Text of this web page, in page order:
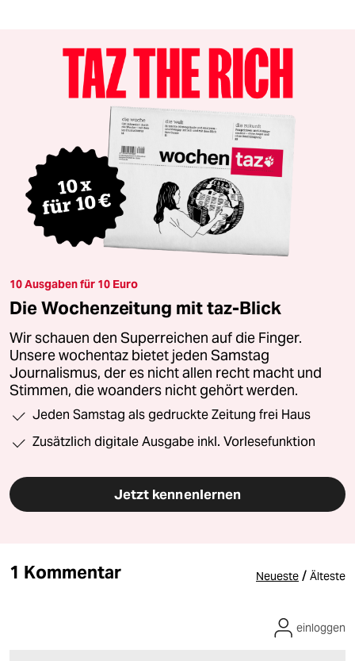
10 Ausgaben für 10 Euro
Die Wochenzeitung mit taz-Blick
Wir schauen den Superreichen auf die Finger.
Unsere wochentaz bietet jeden Samstag
Journalismus, der es nicht allen recht macht und
Stimmen, die woanders nicht gehört werden.
Jeden Samstag als gedruckte Zeitung frei Haus
Zusätzlich digitale Ausgabe inkl. Vorlesefunktion
Jetzt kennenlernen
1 Kommentar Neueste / Älteste
einloggen